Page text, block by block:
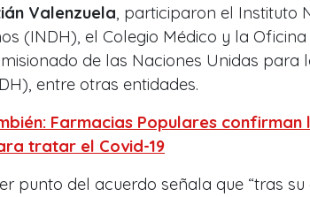
Valenzuela , participaron el Instituto
(INDH), el Colegio Médico y la
de las Naciones Unidas para
entre otras entidades.
Farmacias Populares
tratar el Covid-19
punto del acuerdo señala que “tras